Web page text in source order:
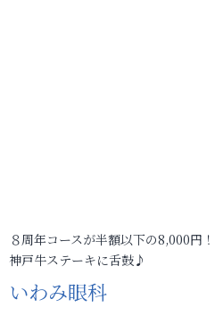
８周年コースが半額以下の8,000円！
神戸牛ステーキに舌鼓♪
いわみ眼科